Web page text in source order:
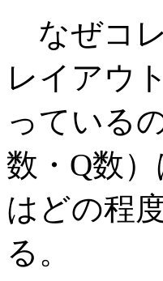
なぜコ
レイアウ
っている
数・Q数
はどの程
る。